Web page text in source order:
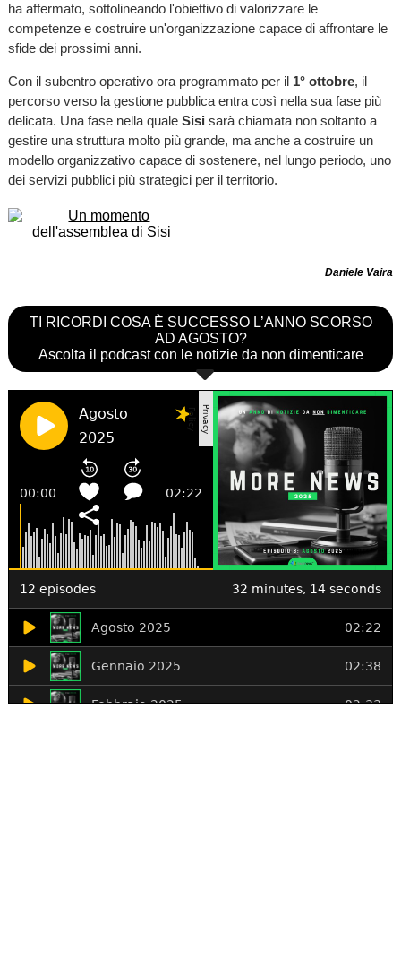
ha affermato, sottolineando l'obiettivo di valorizzare le
competenze e costruire un'organizzazione capace di affrontare le
sfide dei prossimi anni.
Con il subentro operativo ora programmato per il 1° ottobre, il
percorso verso la gestione pubblica entra così nella sua fase più
delicata. Una fase nella quale Sisi sarà chiamata non soltanto a
gestire una struttura molto più grande, ma anche a costruire un
modello organizzativo capace di sostenere, nel lungo periodo, uno
dei servizi pubblici più strategici per il territorio.
Daniele Vaira
TI RICORDI COSA È SUCCESSO L’ANNO SCORSO
AD AGOSTO?
Ascolta il podcast con le notizie da non dimenticare